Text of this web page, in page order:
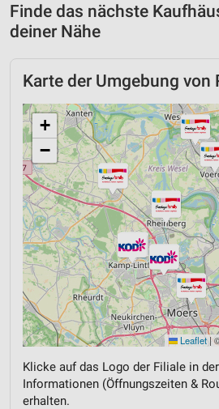
Finde das nächste
deiner Nähe
Karte der Umgebung von
+
−
Leaflet |
Klicke auf das Logo der Filiale in
Informationen (Öffnungszeiten &
erhalten.